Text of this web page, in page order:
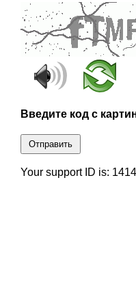
Введите код с
Отправить
Your support ID is: